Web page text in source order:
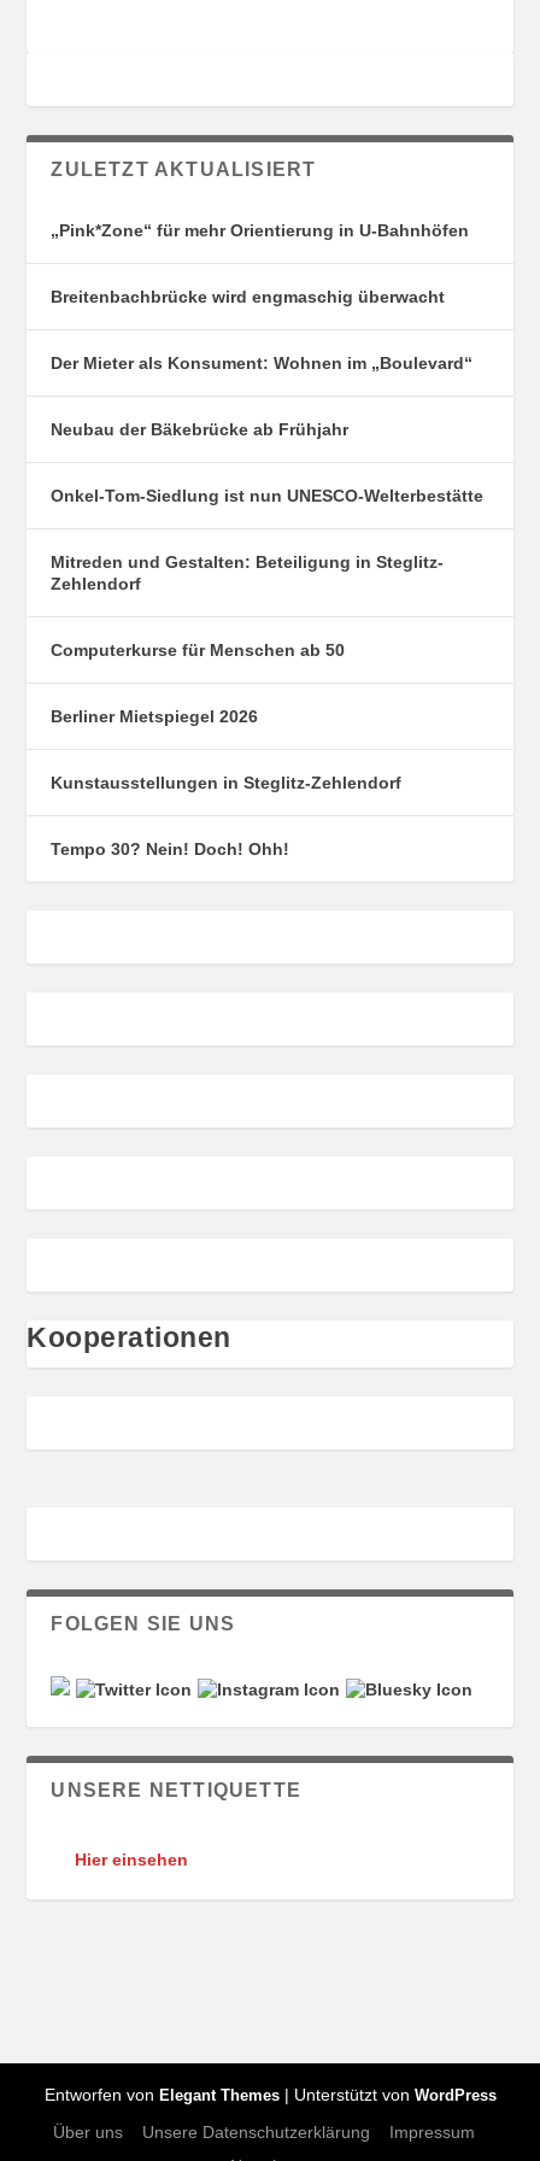
ZULETZT AKTUALISIERT
„Pink*Zone“ für mehr Orientierung in U-Bahnhöfen
Breitenbachbrücke wird engmaschig überwacht
Der Mieter als Konsument: Wohnen im „Boulevard“
Neubau der Bäkebrücke ab Frühjahr
Onkel-Tom-Siedlung ist nun UNESCO-Welterbestätte
Mitreden und Gestalten: Beteiligung in Steglitz-
Zehlendorf
Computerkurse für Menschen ab 50
Berliner Mietspiegel 2026
Kunstausstellungen in Steglitz-Zehlendorf
Tempo 30? Nein! Doch! Ohh!
Kooperationen
FOLGEN SIE UNS
UNSERE NETTIQUETTE
Hier einsehen
Entworfen von Elegant Themes| Unterstützt von WordPress
Über uns Unsere Datenschutzerklärung
Impressum